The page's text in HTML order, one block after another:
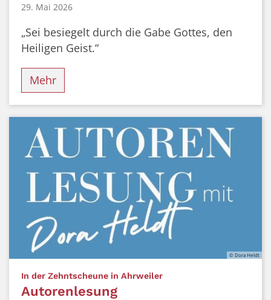
29. Mai 2026
„Sei besiegelt durch die Gabe Gottes, den
Heiligen Geist.“
Mehr
© Dora Heldt
In der Zehntscheune in Ahrweiler:
Autorenlesung